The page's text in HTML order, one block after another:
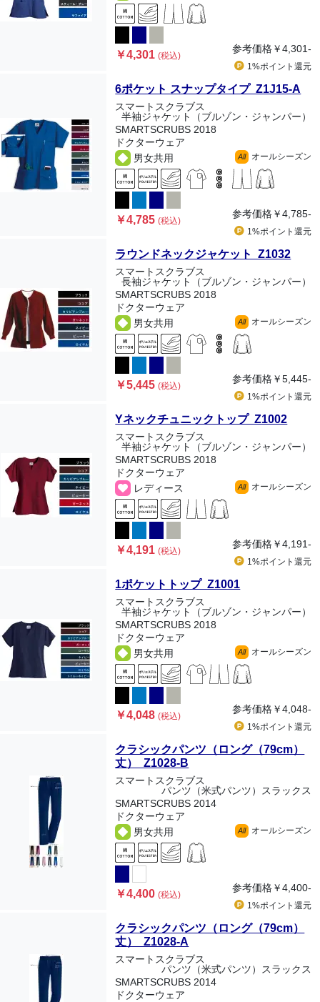
￥4,301(税込)
参考価格￥4,301-
1%ポイント 還元
6ポケット スナップタイプ Z1J15-A
スマートスクラブス
半袖ジャケット（ブルゾン・ジャンパー）
SMARTSCRUBS 2018
ドクターウェア
男女共用
All オールシーズン
￥4,785(税込)
参考価格￥4,785-
1%ポイント 還元
ラウンドネックジャケット Z1032
スマートスクラブス
長袖ジャケット（ブルゾン・ジャンパー）
SMARTSCRUBS 2018
ドクターウェア
男女共用
All オールシーズン
￥5,445(税込)
参考価格￥5,445-
1%ポイント 還元
Yネックチュニックトップ Z1002
スマートスクラブス
半袖ジャケット（ブルゾン・ジャンパー）
SMARTSCRUBS 2018
ドクターウェア
レディース
All オールシーズン
￥4,191(税込)
参考価格￥4,191-
1%ポイント 還元
1ポケットトップ Z1001
スマートスクラブス
半袖ジャケット（ブルゾン・ジャンパー）
SMARTSCRUBS 2018
ドクターウェア
男女共用
All オールシーズン
￥4,048(税込)
参考価格￥4,048-
1%ポイント 還元
クラシックパンツ（ロング（79cm）
丈） Z1028-B
スマートスクラブス
パンツ（米式パンツ）スラックス
SMARTSCRUBS 2014
ドクターウェア
男女共用
All オールシーズン
￥4,400(税込)
参考価格￥4,400-
1%ポイント 還元
クラシックパンツ（ロング（79cm）
丈） Z1028-A
スマートスクラブス
パンツ（米式パンツ）スラックス
SMARTSCRUBS 2014
ドクターウェア